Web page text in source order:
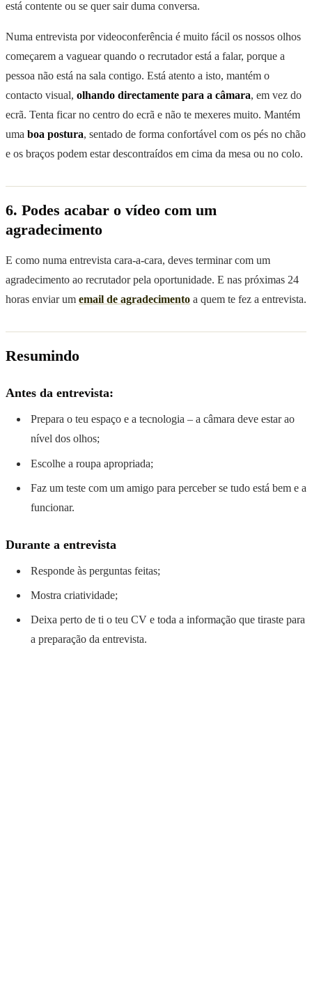
está contente ou se quer sair duma conversa.
Numa entrevista por videoconferência é muito fácil os nossos olhos
começarem a vaguear quando o recrutador está a falar, porque a
pessoa não está na sala contigo. Está atento a isto, mantém o
contacto visual, olhando directamente para a câmara, em vez do
ecrã. Tenta ficar no centro do ecrã e não te mexeres muito. Mantém
uma boa postura, sentado de forma confortável com os pés no chão
e os braços podem estar descontraídos em cima da mesa ou no colo.
6. Podes acabar o vídeo com um
agradecimento
E como numa entrevista cara-a-cara, deves terminar com um
agradecimento ao recrutador pela oportunidade. E nas próximas 24
horas enviar um email de agradecimento a quem te fez a entrevista.
Resumindo
Antes da entrevista:
Prepara o teu espaço e a tecnologia – a câmara deve estar ao
nível dos olhos;
Escolhe a roupa apropriada;
Faz um teste com um amigo para perceber se tudo está bem e a
funcionar.
Durante a entrevista
Responde às perguntas feitas;
Mostra criatividade;
Deixa perto de ti o teu CV e toda a informação que tiraste para
a preparação da entrevista.